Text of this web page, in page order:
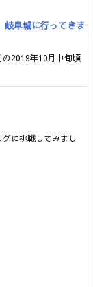
岐阜城に行ってきま
の2019年10月中旬頃
に挑戦してみまし